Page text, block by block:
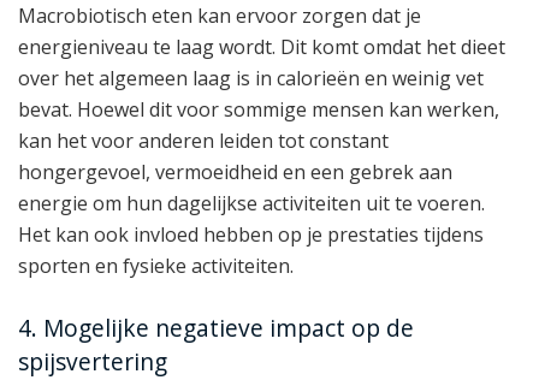
Macrobiotisch eten kan ervoor zorgen dat je
energieniveau te laag wordt. Dit komt omdat het dieet
over het algemeen laag is in calorieën en weinig vet
bevat. Hoewel dit voor sommige mensen kan werken,
kan het voor anderen leiden tot constant
hongergevoel, vermoeidheid en een gebrek aan
energie om hun dagelijkse activiteiten uit te voeren.
Het kan ook invloed hebben op je prestaties tijdens
sporten en fysieke activiteiten.
4. Mogelijke negatieve impact op de
spijsvertering